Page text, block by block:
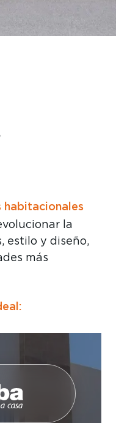
habitacionales
la
estilo y diseño,
más